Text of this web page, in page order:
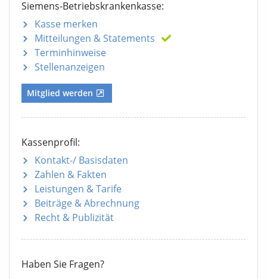
Siemens-Betriebskrankenkasse:
Kasse merken
Mitteilungen & Statements
Terminhinweise
Stellenanzeigen
Mitglied werden
Kassenprofil:
Kontakt-/ Basisdaten
Zahlen & Fakten
Leistungen & Tarife
Beiträge & Abrechnung
Recht & Publizität
Haben Sie Fragen?